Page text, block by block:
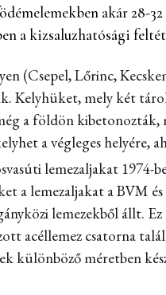
akár 28-32
a kizsaluzhatósági
(Csepel, Lőrinc,
Kelyhüket, mely két
a földön
a végleges helyére,
lemezaljakat 1974-
a lemezaljakat a BVM
lemezekből állt. Ez
acéllemez csatorna
különböző méretben